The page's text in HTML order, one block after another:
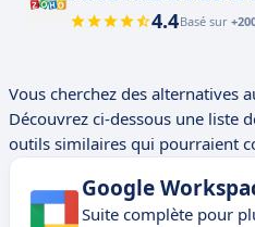
4.4Basé sur
Vous cherchez des alternatives
Découvrez ci-dessous une liste
outils similaires qui pourraient
Google
Suite complète pour